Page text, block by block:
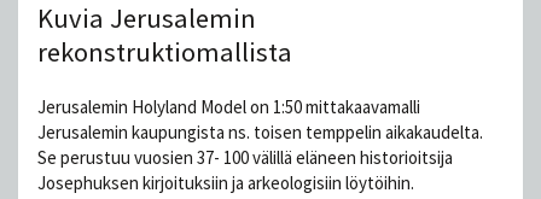
Kuvia Jerusalemin
rekonstruktiomallista
Jerusalemin Holyland Model on 1:50 mittakaavamalli
Jerusalemin kaupungista ns. toisen temppelin aikakaudelta.
Se perustuu vuosien 37- 100 välillä eläneen historioitsija
Josephuksen kirjoituksiin ja arkeologisiin löytöihin.